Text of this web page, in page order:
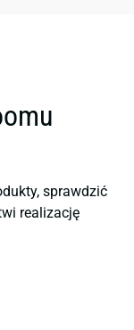
sprawdzić
realizację